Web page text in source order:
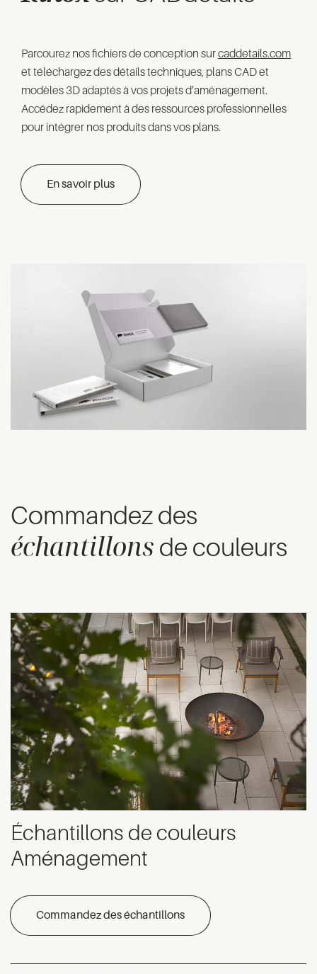
Parcourez nos fichiers de conception surcaddetails.com
et téléchargez des détails techniques, plans CAD et
modèles 3D adaptés à vos projets d’aménagement.
Accédez rapidement à des ressources professionnelles
pour intégrer nos produits dans vos plans.
En savoir plus
Commandez des
échantillons de couleurs
Échantillons de couleurs
Aménagement
Commandez des échantillons